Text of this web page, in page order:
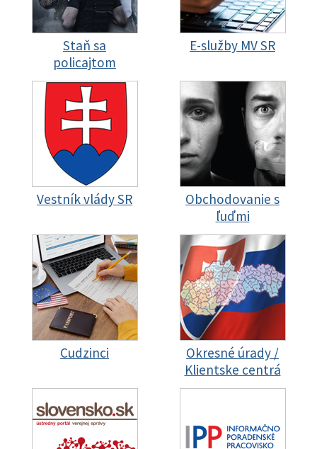
Staň sa
policajtom
E-služby MV SR
Vestník vlády SR
Obchodovanie s
ľuďmi
Cudzinci
Okresné úrady /
Klientske centrá